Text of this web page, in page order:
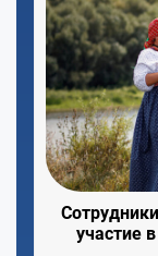
участие